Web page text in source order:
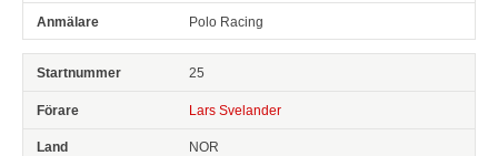
Polo Racing
25
Lars Svelander
NOR